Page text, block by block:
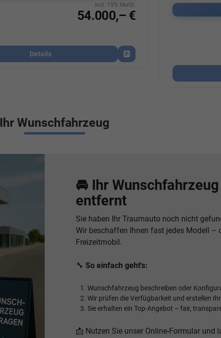
54.000,– €
incl. 19% MwSt.
Details
Fahrzeug parken
Ihr Wunschfahrzeug
🚘 Ihr
entfernt
Sie haben Ihr Traumauto noch nicht
Wir beschaffen Ihnen fast jedes Modell –
Freizeitmobil.
🔧 So einfach geht's:
Wunschfahrzeug beschreiben oder
Wir prüfen die Verfügbarkeit und erstellen
Sie erhalten ein Top-Angebot – fair,
📩 Nutzen Sie unser Online-Formular und